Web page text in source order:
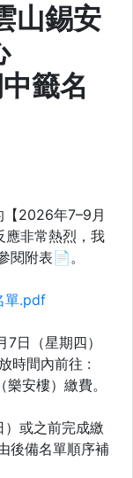
山錫安
籤名
2026年7–9月
非常熱烈，我
閱附表📄。
單.pdf
日（星期四）
時間內前往 :
安樓）繳費。
或之前完成繳
後備名單順序補